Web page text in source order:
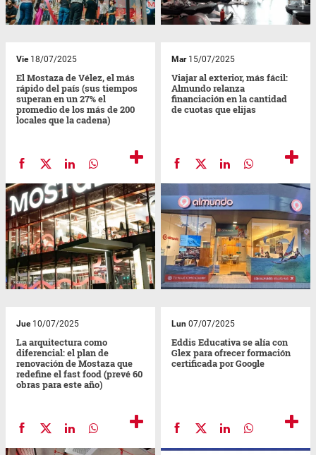
Vie18/07/2025
El Mostaza de Vélez, el más
rápido del país (sus tiempos
superan en un 27% el
promedio de los más de 200
locales que la cadena)
Mar15/07/2025
Viajar al exterior, más fácil:
Almundo relanza
financiación en la cantidad
de cuotas que elijas
Jue10/07/2025
La arquitectura como
diferencial: el plan de
renovación de Mostaza que
redefine el fast food (prevé 60
obras para este año)
Lun 07/07/2025
Eddis Educativa se alía con
Glex para ofrecer formación
certificada por Google